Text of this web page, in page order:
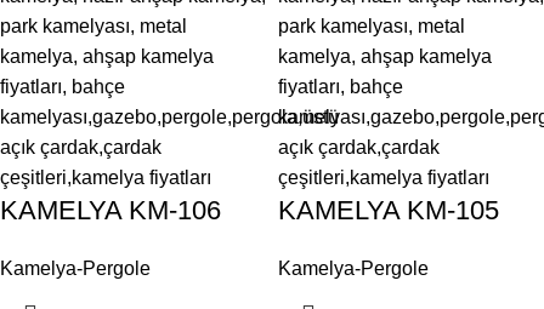
KAMELYA KM-106
Kamelya-Pergole
KAMELYA KM-105
Kamelya-Pergole